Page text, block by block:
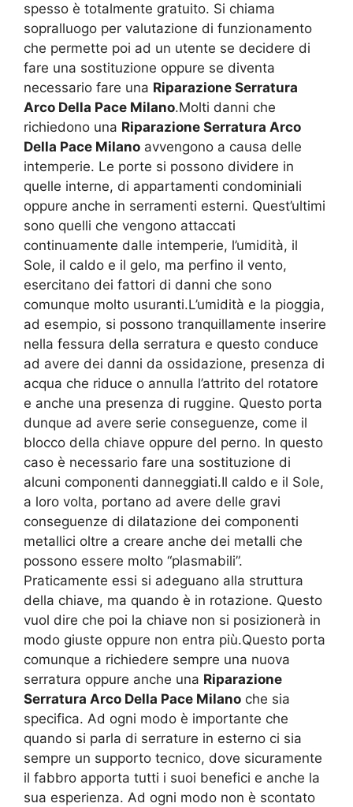
spesso è totalmente gratuito. Si chiama
sopralluogo per valutazione di funzionamento
che permette poi ad un utente se decidere di
fare una sostituzione oppure se diventa
necessario fare una Riparazione Serratura
Arco Della Pace Milano.Molti danni che
richiedono una Riparazione Serratura Arco
Della Pace Milano avvengono a causa delle
intemperie. Le porte si possono dividere in
quelle interne, di appartamenti condominiali
oppure anche in serramenti esterni. Quest’ultimi
sono quelli che vengono attaccati
continuamente dalle intemperie, l’umidità, il
Sole, il caldo e il gelo, ma perfino il vento,
esercitano dei fattori di danni che sono
comunque molto usuranti.L’umidità e la pioggia,
ad esempio, si possono tranquillamente inserire
nella fessura della serratura e questo conduce
ad avere dei danni da ossidazione, presenza di
acqua che riduce o annulla l’attrito del rotatore
e anche una presenza di ruggine. Questo porta
dunque ad avere serie conseguenze, come il
blocco della chiave oppure del perno. In questo
caso è necessario fare una sostituzione di
alcuni componenti danneggiati.Il caldo e il Sole,
a loro volta, portano ad avere delle gravi
conseguenze di dilatazione dei componenti
metallici oltre a creare anche dei metalli che
possono essere molto “plasmabili”.
Praticamente essi si adeguano alla struttura
della chiave, ma quando è in rotazione. Questo
vuol dire che poi la chiave non si posizionerà in
modo giuste oppure non entra più.Questo porta
comunque a richiedere sempre una nuova
serratura oppure anche una Riparazione
Serratura Arco Della Pace Milano che sia
specifica. Ad ogni modo è importante che
quando si parla di serrature in esterno ci sia
sempre un supporto tecnico, dove sicuramente
il fabbro apporta tutti i suoi benefici e anche la
sua esperienza. Ad ogni modo non è scontato